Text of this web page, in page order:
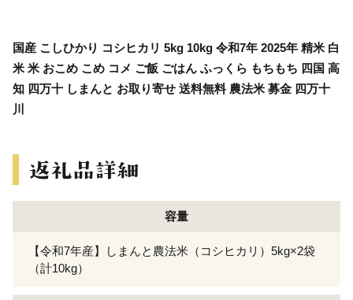
国産 こしひかり コシヒカリ 5kg 10kg 令和7年 2025年 精米 白
米 米 おこめ こめ コメ ご飯 ごはん ふっくら もちもち 四国 高
知 四万十 しまんと お取り寄せ 送料無料 農法米 募金 四万十
川
容量
【令和7年産】しまんと農法米（コシヒカリ）5kg×2袋
（計10kg）